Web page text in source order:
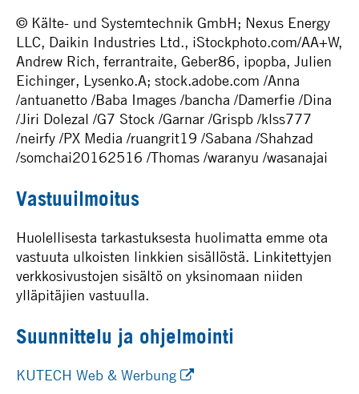
© Kälte- und Systemtechnik GmbH; Nexus Energy
LLC, Daikin Industries Ltd., iStockphoto.com/AA+W,
Andrew Rich, ferrantraite, Geber86, ipopba, Julien
Eichinger, Lysenko.A; stock.adobe.com /Anna
/antuanetto /Baba Images /bancha /Damerfie /Dina
/Jiri Dolezal /G7 Stock /Garnar /Grispb /klss777
/neirfy /PX Media /ruangrit19 /Sabana /Shahzad
/somchai20162516 /Thomas /waranyu /wasanajai
Vastuuilmoitus
Huolellisesta tarkastuksesta huolimatta emme ota
vastuuta ulkoisten linkkien sisällöstä. Linkitettyjen
verkkosivustojen sisältö on yksinomaan niiden
ylläpitäjien vastuulla.
Suunnittelu ja ohjelmointi
KUTECH Web & Werbung